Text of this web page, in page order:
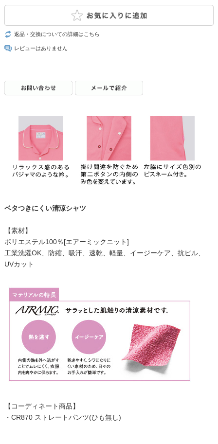
返品・交換についての詳細はこちら
レビューはありません
ベタつきにくい清涼シャツ
【素材】
ポリエステル100％[エアーミックニット]
工業洗濯OK、防縮、吸汗、速乾、軽量、イージーケア、抗ピル、
UVカット
【コーディネート商品】
・ CR870 ストレートパンツ(ひも無し)